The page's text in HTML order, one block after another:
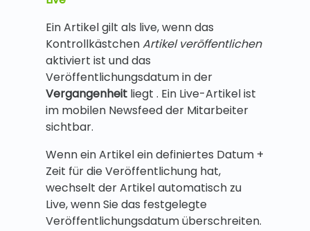
Ein Artikel gilt als live, wenn das
KontrollkästchenArtikel veröffentlichen
aktiviert ist und das
Veröffentlichungsdatum in der
Vergangenheit liegt . Ein Live-Artikel ist
im mobilen Newsfeed der Mitarbeiter
sichtbar.
Wenn ein Artikel ein definiertes Datum +
Zeit für die Veröffentlichung hat,
wechselt der Artikel automatisch zu
Live, wenn Sie das festgelegte
Veröffentlichungsdatum überschreiten.